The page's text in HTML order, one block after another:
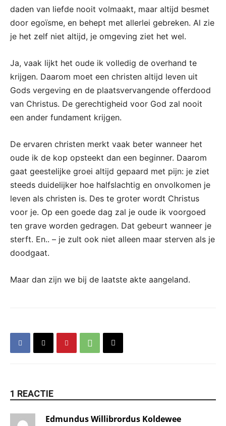
daden van liefde nooit volmaakt, maar altijd besmet
door egoïsme, en behept met allerlei gebreken. Al zie
je het zelf niet altijd, je omgeving ziet het wel.
Ja, vaak lijkt het oude ik volledig de overhand te
krijgen. Daarom moet een christen altijd leven uit
Gods vergeving en de plaatsvervangende offerdood
van Christus. De gerechtigheid voor God zal nooit
een ander fundament krijgen.
De ervaren christen merkt vaak beter wanneer het
oude ik de kop opsteekt dan een beginner. Daarom
gaat geestelijke groei altijd gepaard met pijn: je ziet
steeds duidelijker hoe halfslachtig en onvolkomen je
leven als christen is. Des te groter wordt Christus
voor je. Op een goede dag zal je oude ik voorgoed
ten grave worden gedragen. Dat gebeurt wanneer je
sterft. En.. – je zult ook niet alleen maar sterven als je
doodgaat.
Maar dan zijn we bij de laatste akte aangeland.
1 REACTIE
Edmundus Willibrordus Koldewee